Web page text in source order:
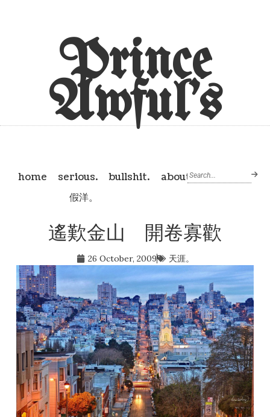
Prince
Awful's
home serious.
bullshit.
假洋。
about
遙歎金山 開卷寡歡
26 October, 2009 天涯。